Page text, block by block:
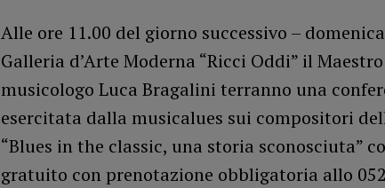
Alle ore 11.00 del giorno successivo –
Galleria d’Arte Moderna “Ricci Oddi” il
musicologo Luca Bragalini terranno una
esercitata dalla musicalues sui compositori
“Blues in the classic, una storia sconosciuta”
gratuito con prenotazione obbligatoria allo